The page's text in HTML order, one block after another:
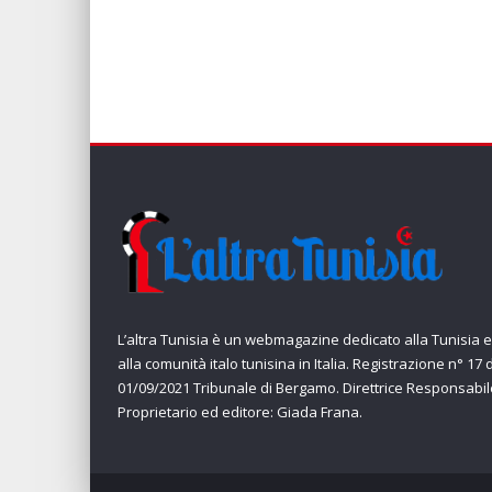
L’altra Tunisia è un webmagazine dedicato alla Tunisia e
alla comunità italo tunisina in Italia. Registrazione n° 17
01/09/2021 Tribunale di Bergamo. Direttrice
Proprietario ed editore: Giada Frana.